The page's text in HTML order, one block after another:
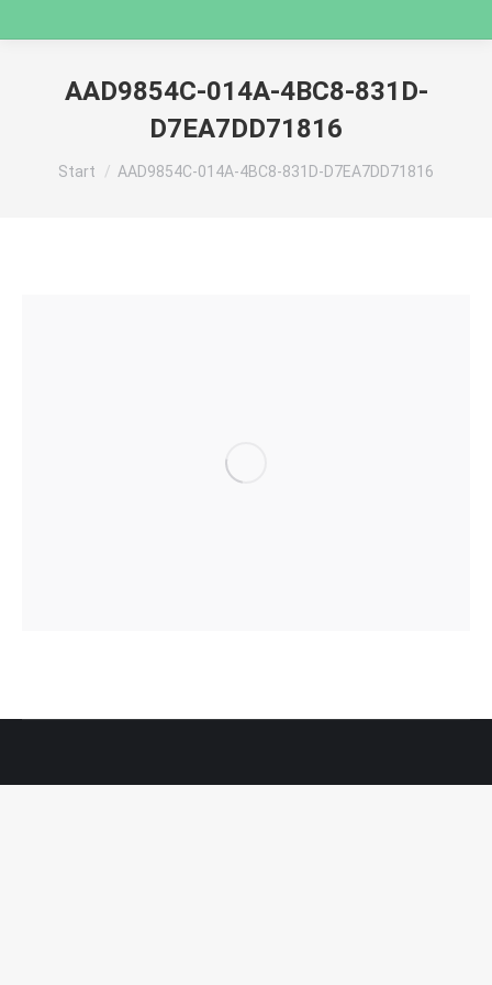
AAD9854C-014A-4BC8-831D-
D7EA7DD71816
Sie befinden sich hier:
Start AAD9854C-014A-4BC8-831D-D7EA7DD71816